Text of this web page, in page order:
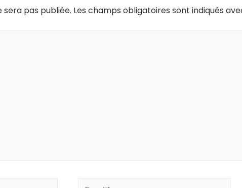
pas publiée. Les champs obligatoires sont indiqués